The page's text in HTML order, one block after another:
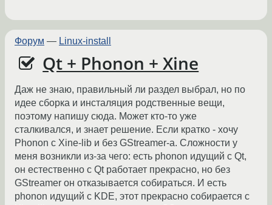
Форум — Linux-install
Qt + Phonon + Xine
Даж не знаю, правильный ли раздел выбрал, но по
идее сборка и инсталяция родственные вещи,
поэтому напишу сюда. Может кто-то уже
сталкивался, и знает решение. Если кратко - хочу
Phonon с Xine-lib и без GStreamer-а. Сложности у
меня возникли из-за чего: есть phonon идущий с Qt,
он естественно с Qt работает прекрасно, но без
GStreamer он отказывается собираться. И есть
phonon идущий с KDE, этот прекрасно собирается с